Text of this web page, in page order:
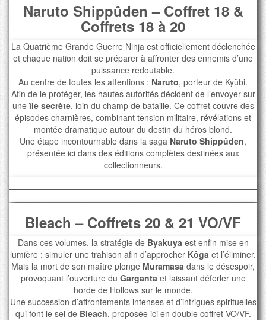
Naruto Shippûden – Coffret 18 &
Coffrets 18 à 20
La Quatrième Grande Guerre Ninja est officiellement déclenchée
et chaque nation doit se préparer à affronter des ennemis d’une
puissance redoutable.
Au centre de toutes les attentions : Naruto, porteur de Kyûbi.
Afin de le protéger, les hautes autorités décident de l’envoyer sur
une île secrète, loin du champ de bataille. Ce coffret couvre des
épisodes charnières, combinant tension militaire, révélations et
montée dramatique autour du destin du héros blond.
Une étape incontournable dans la saga Naruto Shippûden,
présentée ici dans des éditions complètes destinées aux
collectionneurs.
Bleach – Coffrets 20 & 21 VO/VF
Dans ces volumes, la stratégie de Byakuyaest enfin mise en
lumière : simuler une trahison afin d’approcher Kôga et l’éliminer.
Mais la mort de son maître plonge Muramasa dans le désespoir,
provoquant l’ouverture du Gargantaet laissant déferler une
horde de Hollows sur le monde.
Une succession d’affrontements intenses et d’intrigues spirituelles
qui font le sel de Bleach, proposée ici en double coffret VO/VF.